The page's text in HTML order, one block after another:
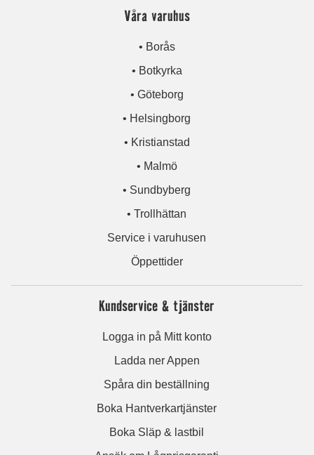
Våra varuhus
• Borås
• Botkyrka
• Göteborg
• Helsingborg
• Kristianstad
• Malmö
• Sundbyberg
• Trollhättan
Service i varuhusen
Öppettider
Kundservice & tjänster
Logga in på Mitt konto
Ladda ner Appen
Spåra din beställning
Boka Hantverkartjänster
Boka Släp & lastbil